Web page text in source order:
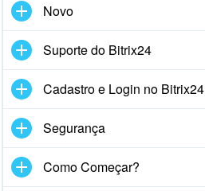
Novo
Suporte do Bitrix24
Cadastro e Login no Bitrix24
Segurança
Como Começar?